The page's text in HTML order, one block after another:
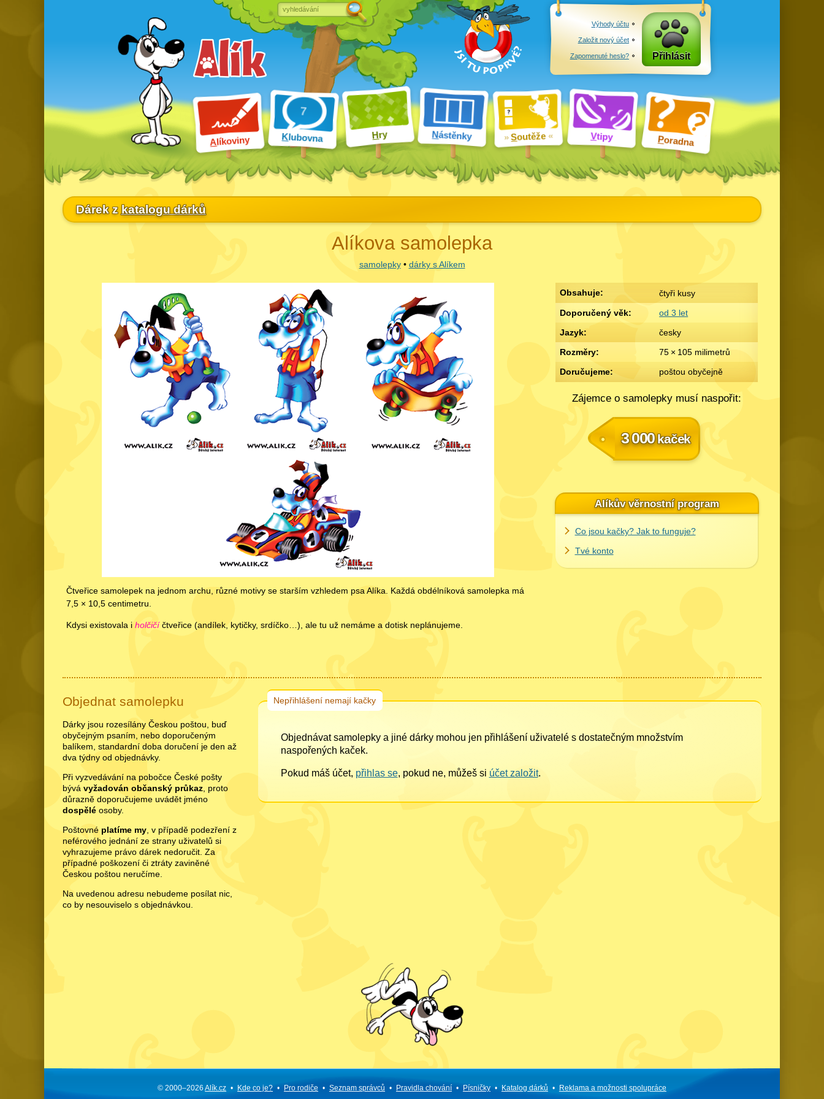
Alíkoviny Klubovna Hry Nástěnky Soutěže Vtipy Poradna
Výhody účtu
Založit nový účet
Zapomenuté heslo? Přihlásit
Dárek zkatalogu dárků
Alíkova samolepka
samolepky• dárky s Alíkem
Čtveřice samolepek na jednom archu, různé motivy se starším vzhledem psa Alíka. Každá obdélníková samolepka má
7,5 × 10,5 centimetru.
Kdysi existovala i holčičíčtveřice (andílek, kytičky, srdíčko…), ale tu už nemáme a dotisk neplánujeme.
Obsahuje:
čtyři kusy
Doporučený věk:
od 3 let
Jazyk:
česky
Rozměry:
75 × 105 milimetrů
Doručujeme:
poštou obyčejně
Zájemce o samolepky musí naspořit:
3 000kaček
Alíkův věrnostní program
Co jsou kačky? Jak to funguje?
Tvé konto
Objednat samolepku
Dárky jsou rozesílány Českou poštou, buď
obyčejným psaním, nebo doporučeným
balíkem, standardní doba doručení je den až
dva týdny od objednávky.
Při vyzvedávání na pobočce České pošty
bývá vyžadován občanský průkaz, proto
důrazně doporučujeme uvádět jméno
dospělé osoby.
Poštovné platíme my, v případě podezření z
neférového jednání ze strany uživatelů si
vyhrazujeme právo dárek nedoručit. Za
případné poškození či ztráty zaviněné
Českou poštou neručíme.
Na uvedenou adresu nebudeme posílat nic,
co by nesouviselo s objednávkou.
Nepřihlášení nemají kačky
Objednávat samolepky a jiné dárky mohou jen přihlášení uživatelé s dostatečným množstvím
naspořených kaček.
Pokud máš účet, přihlas se, pokud ne, můžeš si účet založit.
© 2000–2026Alík.cz • Kde co je? • Pro rodiče • Seznam správců • Pravidla chování • Písničky • Katalog dárků • Reklama a možnosti spolupráce